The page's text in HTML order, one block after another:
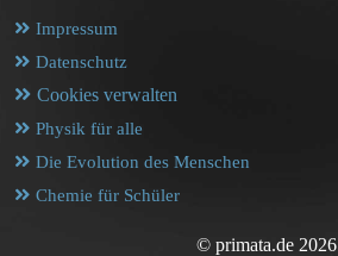
Impressum
Datenschutz
Cookies verwalten
Physik für alle
Die Evolution des Menschen
Chemie für Schüler
© primata.de 2026